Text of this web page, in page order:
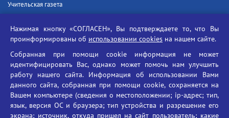
Учительская газета
Единый портал государственных услуг
Противодействие угрозам информационной безопасности
Социальные ролики - Генеральная прокуратура РФ
Противодействие коррупции
БГУ против наркотиков
Брянский государственный университет
Нажимая кнопку «СОГЛАСЕН», Вы подтверждаете то, что Вы
проинформированы об использовании cookies на нашем сайте.
Собранная при помощи cookie информация не может
идентифицировать Вас, однако может помочь нам улучшить
работу нашего сайта. Информация об использовании Вами
данного сайта, собранная при помощи cookie, сохраняется на
Вашем компьютере (сведения о местоположении; ip-адрес; тип,
язык, версия ОС и браузера; тип устройства и разрешение его
экрана; источник, откуда пришел на сайт пользователь; какие